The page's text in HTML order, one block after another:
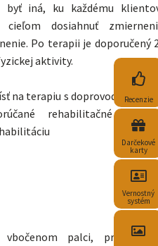
byť iná, ku každému
dosiahnuť
Po terapii je doporučený
aktivity.
na terapiu s doprovodom,
rehabilitačné
palci,
Recenzie
Darčekové
karty
Vernostný
systém